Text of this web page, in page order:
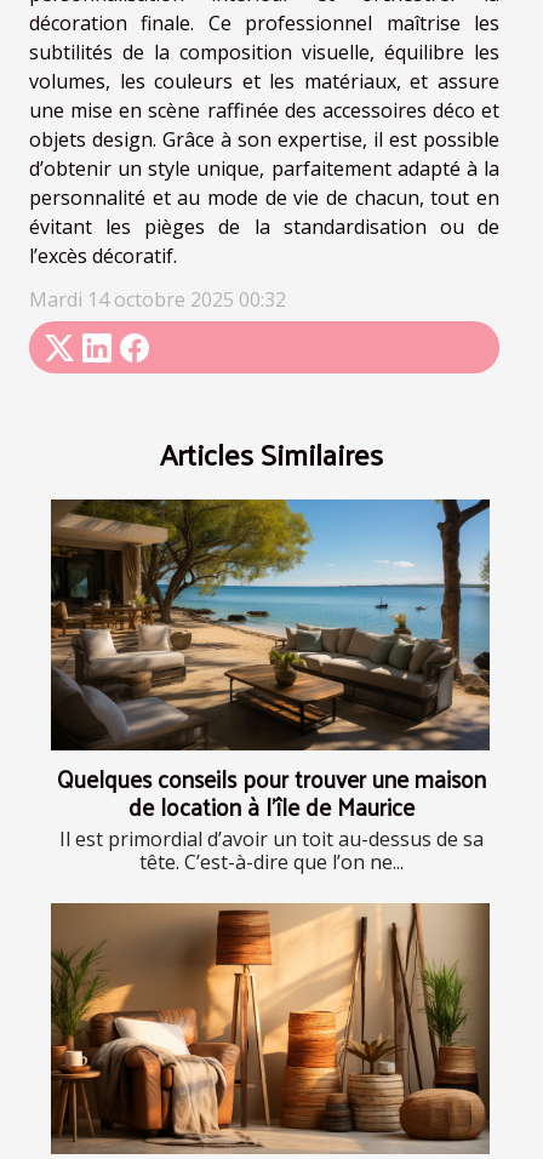
décoration finale. Ce professionnel maîtrise les
subtilités de la composition visuelle, équilibre les
volumes, les couleurs et les matériaux, et assure
une mise en scène raffinée des accessoires déco et
objets design. Grâce à son expertise, il est possible
d’obtenir un style unique, parfaitement adapté à la
personnalité et au mode de vie de chacun, tout en
évitant les pièges de la standardisation ou de
l’excès décoratif.
Mardi 14 octobre 2025 00:32
Articles Similaires
Quelques conseils pour trouver une maison
de location à l’île de Maurice
Il est primordial d’avoir un toit au-dessus de sa
tête. C’est-à-dire que l’on ne...